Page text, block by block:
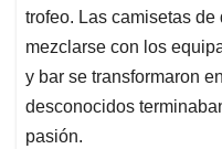
trofeo. Las camisetas
mezclarse con los
y bar se transformaron
desconocidos
pasión.